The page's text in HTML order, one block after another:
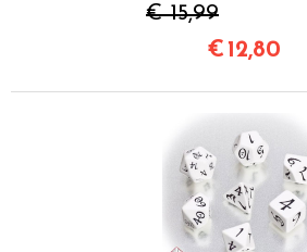
€ 15,99
€ 12,80